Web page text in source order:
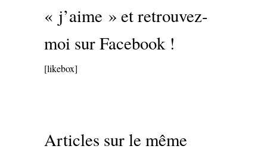
« j’aime » et retrouvez-
moi sur Facebook !
[likebox]
Articles sur le même